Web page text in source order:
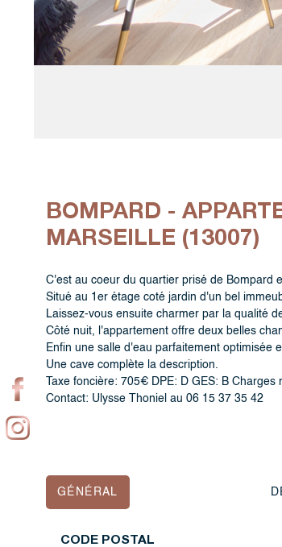
BOMPARD -
MARSEILLE (13007)
C'est au coeur du quartier prisé de Bompard
Situé au 1er étage coté jardin d'un bel
Laissez-vous ensuite charmer par la qualité
Côté nuit, l'appartement offre deux belles
Enfin une salle d'eau parfaitement optimisée
Une cave complète la description.
Taxe foncière: 705€ DPE: D GES: B
Contact: Ulysse Thoniel au 06 15 37 35 42
GÉNÉRAL
Caractérisque Valeurs
CODE POSTAL